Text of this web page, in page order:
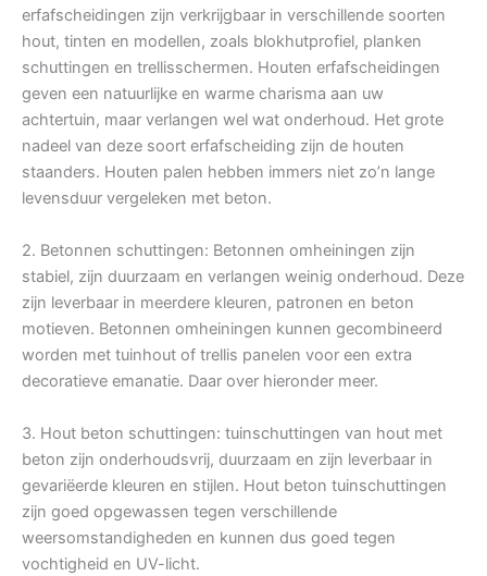
erfafscheidingen zijn verkrijgbaar in verschillende soorten
hout, tinten en modellen, zoals blokhutprofiel, planken
schuttingen en trellisschermen. Houten erfafscheidingen
geven een natuurlijke en warme charisma aan uw
achtertuin, maar verlangen wel wat onderhoud. Het grote
nadeel van deze soort erfafscheiding zijn de houten
staanders. Houten palen hebben immers niet zo’n lange
levensduur vergeleken met beton.
2. Betonnen schuttingen: Betonnen omheiningen zijn
stabiel, zijn duurzaam en verlangen weinig onderhoud. Deze
zijn leverbaar in meerdere kleuren, patronen en beton
motieven. Betonnen omheiningen kunnen gecombineerd
worden met tuinhout of trellis panelen voor een extra
decoratieve emanatie. Daar over hieronder meer.
3. Hout beton schuttingen: tuinschuttingen van hout met
beton zijn onderhoudsvrij, duurzaam en zijn leverbaar in
gevariëerde kleuren en stijlen. Hout beton tuinschuttingen
zijn goed opgewassen tegen verschillende
weersomstandigheden en kunnen dus goed tegen
vochtigheid en UV-licht.